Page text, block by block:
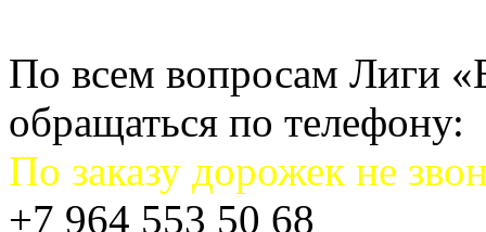
По всем вопросам Лиги
обращаться по телефону:
По заказу дорожек не
+7 964 553 50 68